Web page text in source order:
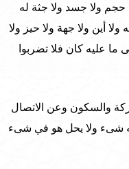
حجم ولا جسد ولا جثة له
أين ولا جهة ولا حيز ولا
ما عليه كان فلا تضربوا
والسكون وعن الاتصال
شىء ولا يحل هو في شىء